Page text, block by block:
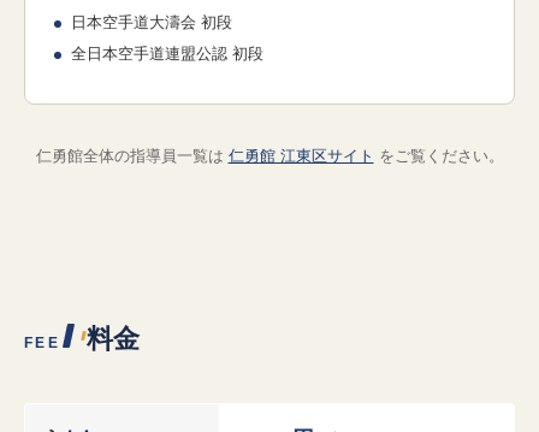
日本空手道大濤会 初段
全日本空手道連盟公認 初段
仁勇館全体の指導員一覧は 仁勇館 江東区サイト をご覧ください。
FEE 料金